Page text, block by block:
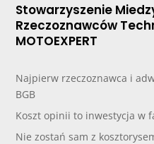
Stowarzyszenie
Rzeczoznawców
MOTOEXPERT
Najpierw rzeczoznawca i
BGB
Koszt opinii to inwestycja w
Nie zostań sam z